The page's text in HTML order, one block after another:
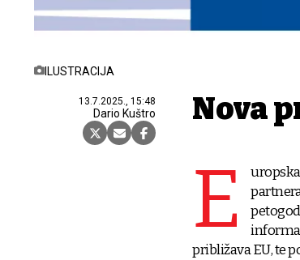
ILUSTRACIJA
13.7.2025., 15:48
Dario Kuštro Nova
E
približava EU, te